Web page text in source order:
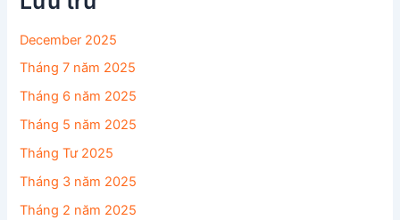
December 2025
Tháng 7 năm 2025
Tháng 6 năm 2025
Tháng 5 năm 2025
Tháng Tư 2025
Tháng 3 năm 2025
Tháng 2 năm 2025